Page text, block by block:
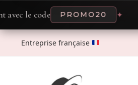
PROMO20 ✦
Entreprise française